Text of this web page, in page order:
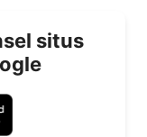
situs